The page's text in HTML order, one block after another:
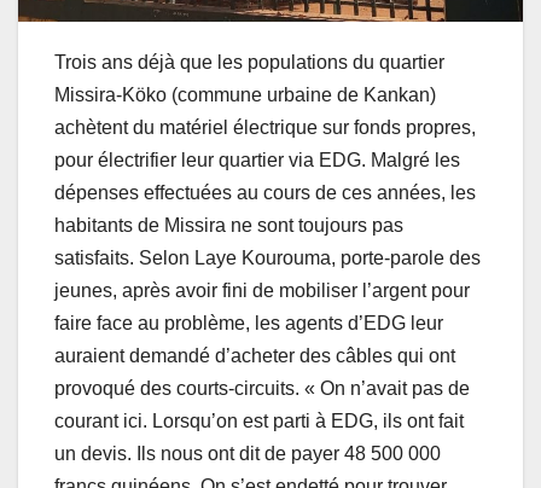
Trois ans déjà que les populations du quartier
Missira-Köko (commune urbaine de Kankan)
achètent du matériel électrique sur fonds propres,
pour électrifier leur quartier via EDG. Malgré les
dépenses effectuées au cours de ces années, les
habitants de Missira ne sont toujours pas
satisfaits. Selon Laye Kourouma, porte-parole des
jeunes, après avoir fini de mobiliser l’argent pour
faire face au problème, les agents d’EDG leur
auraient demandé d’acheter des câbles qui ont
provoqué des courts-circuits. « On n’avait pas de
courant ici. Lorsqu’on est parti à EDG, ils ont fait
un devis. Ils nous ont dit de payer 48 500 000